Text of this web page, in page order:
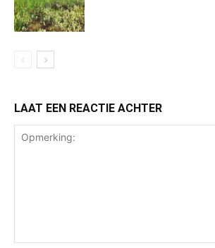
LAAT EEN REACTIE ACHTER